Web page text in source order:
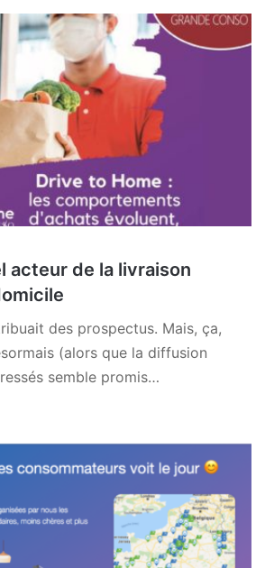
acteur de la livraison
des prospectus. Mais, ça,
(alors que la diffusion
semble promis…